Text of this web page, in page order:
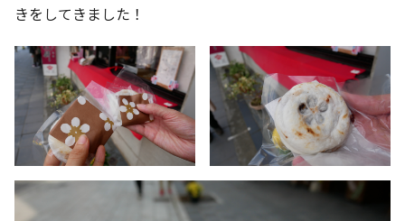
きをしてきました！